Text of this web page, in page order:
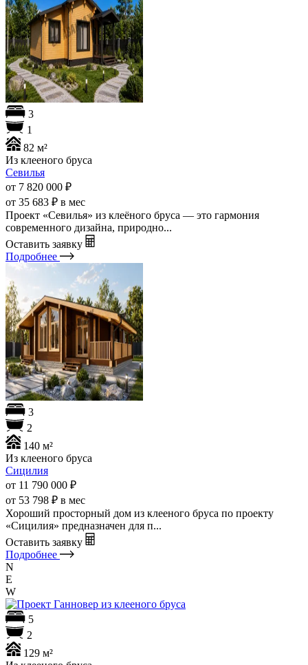
3
1
82 м²
Из клееного бруса
Севилья
от 7 820 000 ₽
от 35 683 ₽ в мес
Проект «Севилья» из клеёного бруса — это гармония
современного дизайна, природно...
Оставить заявку
Подробнее
3
2
140 м²
Из клееного бруса
Сицилия
от 11 790 000 ₽
от 53 798 ₽ в мес
Хороший просторный дом из клееного бруса по проекту
«Сицилия» предназначен для п...
Оставить заявку
Подробнее
N
E
W
5
2
129 м²